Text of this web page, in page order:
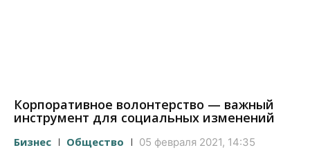
Корпоративное волонтерство — важный
инструмент для социальных изменений
Бизнес Общество 05 февраля 2021, 14:35